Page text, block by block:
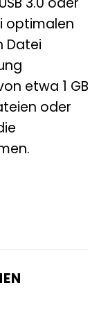
optimalen
Datei
etwa 1 GB
oder